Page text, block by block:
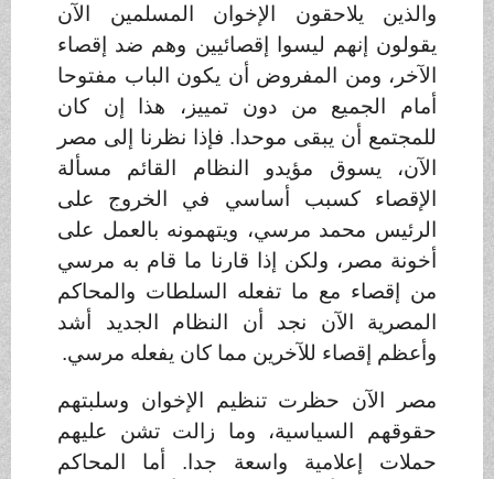
والذين يلاحقون الإخوان المسلمين الآن
يقولون إنهم ليسوا إقصائيين وهم ضد إقصاء
الآخر، ومن المفروض أن يكون الباب مفتوحا
أمام الجميع من دون تمييز، هذا إن كان
للمجتمع أن يبقى موحدا. فإذا نظرنا إلى مصر
الآن، يسوق مؤيدو النظام القائم مسألة
الإقصاء كسبب أساسي في الخروج على
الرئيس محمد مرسي، ويتهمونه بالعمل على
أخونة مصر، ولكن إذا قارنا ما قام به مرسي
من إقصاء مع ما تفعله السلطات والمحاكم
المصرية الآن نجد أن النظام الجديد أشد
وأعظم إقصاء للآخرين مما كان يفعله مرسي.
مصر الآن حظرت تنظيم الإخوان وسلبتهم
حقوقهم السياسية، وما زالت تشن عليهم
حملات إعلامية واسعة جدا. أما المحاكم